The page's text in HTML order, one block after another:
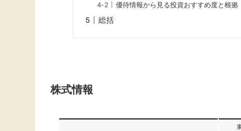
優待情報から見る投資おすすめ度と根拠
総括
株式情報